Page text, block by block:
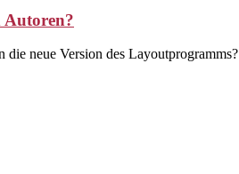
neue Version des Layoutprogramms?